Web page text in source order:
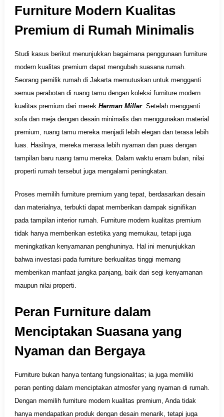
Furniture Modern Kualitas
Premium di Rumah Minimalis
Studi kasus berikut menunjukkan bagaimana penggunaan furniture
modern kualitas premium dapat mengubah suasana rumah.
Seorang pemilik rumah di Jakarta memutuskan untuk mengganti
semua perabotan di ruang tamu dengan koleksi furniture modern
kualitas premium dari merekHerman Miller. Setelah mengganti
sofa dan meja dengan desain minimalis dan menggunakan material
premium, ruang tamu mereka menjadi lebih elegan dan terasa lebih
luas. Hasilnya, mereka merasa lebih nyaman dan puas dengan
tampilan baru ruang tamu mereka. Dalam waktu enam bulan, nilai
properti rumah tersebut juga mengalami peningkatan.
Proses memilih furniture premium yang tepat, berdasarkan desain
dan materialnya, terbukti dapat memberikan dampak signifikan
pada tampilan interior rumah. Furniture modern kualitas premium
tidak hanya memberikan estetika yang memukau, tetapi juga
meningkatkan kenyamanan penghuninya. Hal ini menunjukkan
bahwa investasi pada furniture berkualitas tinggi memang
memberikan manfaat jangka panjang, baik dari segi kenyamanan
maupun nilai properti.
Peran Furniture dalam
Menciptakan Suasana yang
Nyaman dan Bergaya
Furniture bukan hanya tentang fungsionalitas; ia juga memiliki
peran penting dalam menciptakan atmosfer yang nyaman di rumah.
Dengan memilih furniture modern kualitas premium, Anda tidak
hanya mendapatkan produk dengan desain menarik, tetapi juga